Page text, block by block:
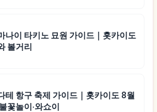
나이 타키노 묘원 가이드｜홋카이도
볼거리
테 항구 축제 가이드｜홋카이도 8월
꽃놀이·와쇼이